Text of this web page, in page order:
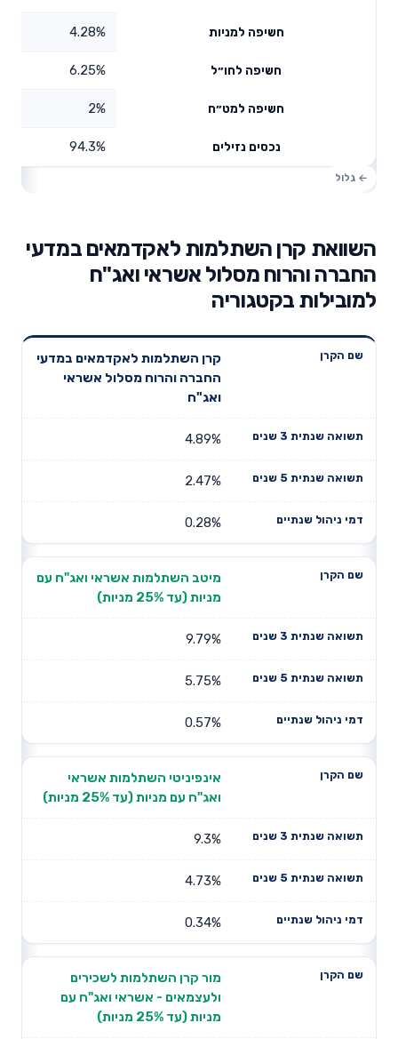
חשיפה למניות 4.28%
חשיפה לחו״ל 6.25%
חשיפה למט״ח 2%
נכסים נזילים 94.3%
השוואת קרן השתלמות לאקדמאים במדעי
החברה והרוח מסלול אשראי ואג"ח
למובילות בקטגוריה
שנתית 3
תשואה
שנתית 5
דמי ניהול
שנתיים
קרן השתלמות לאקדמאים במדעי
החברה והרוח מסלול אשראי
ואג"ח
4.89%
2.47%
0.28%
מיטב השתלמות אשראי ואג"ח עם
מניות (עד 25% מניות)
9.79%
5.75%
0.57%
אינפיניטי השתלמות אשראי
ואג"ח עם מניות (עד 25% מניות)
9.3%
4.73%
0.34%
מור קרן השתלמות לשכירים
ולעצמאים - אשראי ואג"ח עם
מניות (עד 25% מניות)